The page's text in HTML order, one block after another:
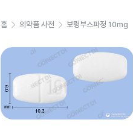
홈 의약품 사전 보령부스파정 10mg